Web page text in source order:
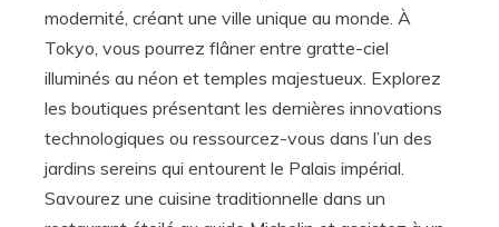
modernité, créant une ville unique au monde. À
Tokyo, vous pourrez flâner entre gratte-ciel
illuminés au néon et temples majestueux. Explorez
les boutiques présentant les dernières innovations
technologiques ou ressourcez-vous dans l’un des
jardins sereins qui entourent le Palais impérial.
Savourez une cuisine traditionnelle dans un